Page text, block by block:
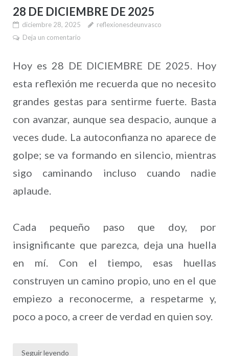
28 DE DICIEMBRE DE 2025
diciembre 28, 2025
reflexionesdeunvasco
Deja un comentario
Hoy es 28 DE DICIEMBRE DE 2025. Hoy
esta reflexión me recuerda que no necesito
grandes gestas para sentirme fuerte. Basta
con avanzar, aunque sea despacio, aunque a
veces dude. La autoconfianza no aparece de
golpe; se va formando en silencio, mientras
sigo caminando incluso cuando nadie
aplaude.
Cada pequeño paso que doy, por
insignificante que parezca, deja una huella
en mí. Con el tiempo, esas huellas
construyen un camino propio, uno en el que
empiezo a reconocerme, a respetarme y,
poco a poco, a creer de verdad en quien soy.
Seguir leyendo